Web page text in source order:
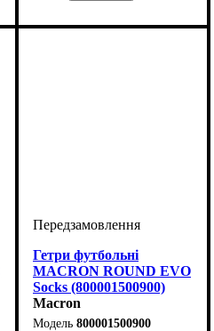
Гетри футбольні
MACRON ROUND EVO
Socks (800001500900)
Macron
800001500900